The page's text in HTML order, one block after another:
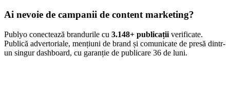
Ai nevoie de campanii de content marketing?
Publyo conectează brandurile cu 3.148+ publicații verificate.
Publică advertoriale, mențiuni de brand și comunicate de presă dintr-
un singur dashboard, cu garanție de publicare 36 de luni.